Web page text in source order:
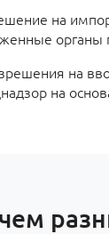
на
органы
на
на